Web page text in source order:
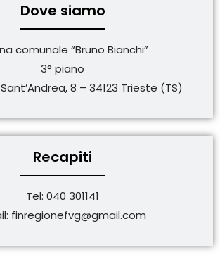
Dove siamo
comunale “Bruno Bianchi”
3° piano
8 – 34123 Trieste (TS)
Recapiti
Tel: 040 301141
finregionefvg@gmail.com